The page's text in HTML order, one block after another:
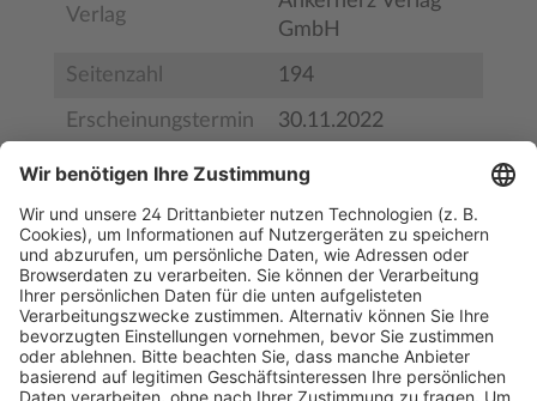
Verlag
GmbH
Seitenzahl 194
Erscheinungstermin 30.11.2022
Bestell-Nr. 9783945877531
ISBN 978-3-945877-53-1